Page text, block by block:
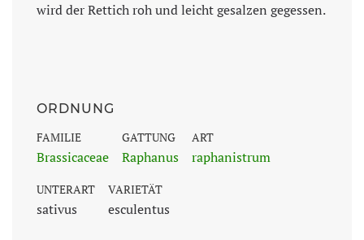
wird der Rettich roh und leicht gesalzen gegessen.
ORDNUNG
FAMILIE
Brassicaceae
GATTUNG
Raphanus
ART
raphanistrum
UNTERART
sativus
VARIETÄT
esculentus